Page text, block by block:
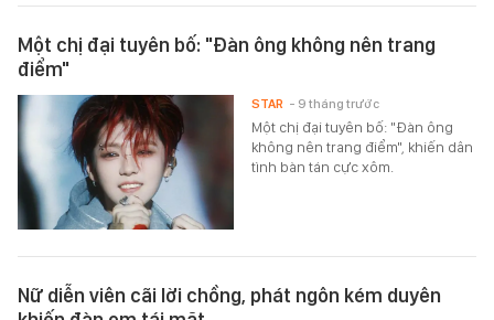
Một chị đại tuyên bố: "Đàn ông không nên trang
điểm"
Một chị đại tuyên bố: "Đàn ông
không nên trang điểm", khiến dân
tình bàn tán cực xôm.
STAR - 9 tháng trước
Nữ diễn viên cãi lời chồng, phát ngôn kém duyên